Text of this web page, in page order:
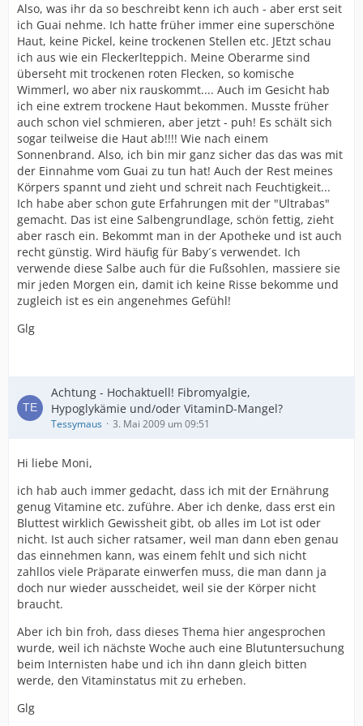
Also, was ihr da so beschreibt kenn ich auch - aber erst seit
ich Guai nehme. Ich hatte früher immer eine superschöne
Haut, keine Pickel, keine trockenen Stellen etc. JEtzt schau
ich aus wie ein Fleckerlteppich. Meine Oberarme sind
überseht mit trockenen roten Flecken, so komische
Wimmerl, wo aber nix rauskommt.... Auch im Gesicht hab
ich eine extrem trockene Haut bekommen. Musste früher
auch schon viel schmieren, aber jetzt - puh! Es schält sich
sogar teilweise die Haut ab!!!! Wie nach einem
Sonnenbrand. Also, ich bin mir ganz sicher das das was mit
der Einnahme vom Guai zu tun hat! Auch der Rest meines
Körpers spannt und zieht und schreit nach Feuchtigkeit...
Ich habe aber schon gute Erfahrungen mit der "Ultrabas"
gemacht. Das ist eine Salbengrundlage, schön fettig, zieht
aber rasch ein. Bekommt man in der Apotheke und ist auch
recht günstig. Wird häufig für Baby´s verwendet. Ich
verwende diese Salbe auch für die Fußsohlen, massiere sie
mir jeden Morgen ein, damit ich keine Risse bekomme und
zugleich ist es ein angenehmes Gefühl!
Glg
Achtung - Hochaktuell! Fibromyalgie,
Hypoglykämie und/oder VitaminD-Mangel?
Tessymaus 3. Mai 2009 um 09:51
Hi liebe Moni,
ich hab auch immer gedacht, dass ich mit der Ernährung
genug Vitamine etc. zuführe. Aber ich denke, dass erst ein
Bluttest wirklich Gewissheit gibt, ob alles im Lot ist oder
nicht. Ist auch sicher ratsamer, weil man dann eben genau
das einnehmen kann, was einem fehlt und sich nicht
zahllos viele Präparate einwerfen muss, die man dann ja
doch nur wieder ausscheidet, weil sie der Körper nicht
braucht.
Aber ich bin froh, dass dieses Thema hier angesprochen
wurde, weil ich nächste Woche auch eine Blutuntersuchung
beim Internisten habe und ich ihn dann gleich bitten
werde, den Vitaminstatus mit zu erheben.
Glg